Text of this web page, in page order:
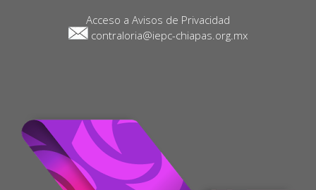
Acceso a Avisos de Privacidad
contraloria@iepc-chiapas.org.mx